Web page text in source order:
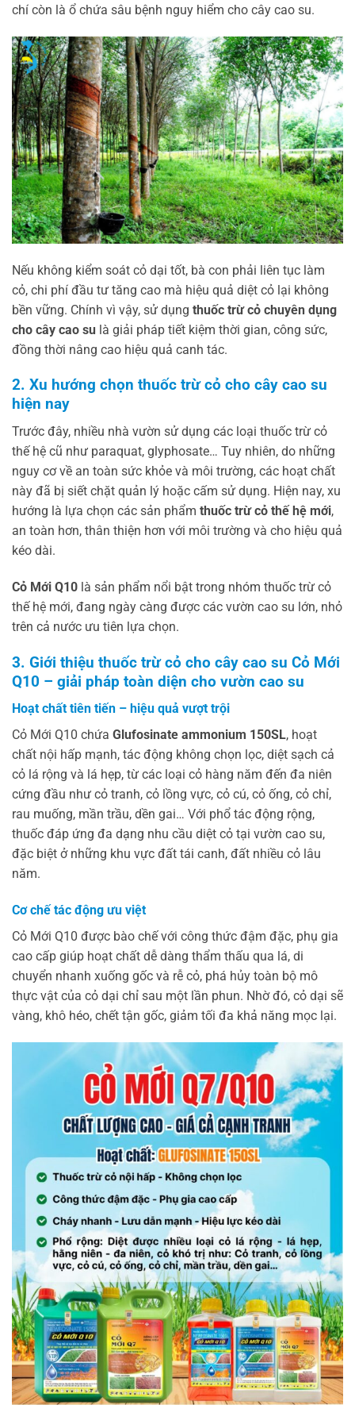
chí còn là ổ chứa sâu bệnh nguy hiểm cho cây cao su.
Nếu không kiểm soát cỏ dại tốt, bà con phải liên tục làm
cỏ, chi phí đầu tư tăng cao mà hiệu quả diệt cỏ lại không
bền vững. Chính vì vậy, sử dụng thuốc trừ cỏ chuyên dụng
cho cây cao su là giải pháp tiết kiệm thời gian, công sức,
đồng thời nâng cao hiệu quả canh tác.
2. Xu hướng chọn thuốc trừ cỏ cho cây cao su
hiện nay
Trước đây, nhiều nhà vườn sử dụng các loại thuốc trừ cỏ
thế hệ cũ như paraquat, glyphosate… Tuy nhiên, do những
nguy cơ về an toàn sức khỏe và môi trường, các hoạt chất
này đã bị siết chặt quản lý hoặc cấm sử dụng. Hiện nay, xu
hướng là lựa chọn các sản phẩm thuốc trừ cỏ thế hệ mới,
an toàn hơn, thân thiện hơn với môi trường và cho hiệu quả
kéo dài.
Cỏ Mới Q10 là sản phẩm nổi bật trong nhóm thuốc trừ cỏ
thế hệ mới, đang ngày càng được các vườn cao su lớn, nhỏ
trên cả nước ưu tiên lựa chọn.
3. Giới thiệu thuốc trừ cỏ cho cây cao su Cỏ Mới
Q10 – giải pháp toàn diện cho vườn cao su
Hoạt chất tiên tiến – hiệu quả vượt trội
Cỏ Mới Q10 chứa Glufosinate ammonium 150SL, hoạt
chất nội hấp mạnh, tác động không chọn lọc, diệt sạch cả
cỏ lá rộng và lá hẹp, từ các loại cỏ hàng năm đến đa niên
cứng đầu như cỏ tranh, cỏ lồng vực, cỏ cú, cỏ ống, cỏ chỉ,
rau muống, mần trầu, dền gai… Với phổ tác động rộng,
thuốc đáp ứng đa dạng nhu cầu diệt cỏ tại vườn cao su,
đặc biệt ở những khu vực đất tái canh, đất nhiều cỏ lâu
năm.
Cơ chế tác động ưu việt
Cỏ Mới Q10 được bào chế với công thức đậm đặc, phụ gia
cao cấp giúp hoạt chất dễ dàng thẩm thấu qua lá, di
chuyển nhanh xuống gốc và rễ cỏ, phá hủy toàn bộ mô
thực vật của cỏ dại chỉ sau một lần phun. Nhờ đó, cỏ dại sẽ
vàng, khô héo, chết tận gốc, giảm tối đa khả năng mọc lại.